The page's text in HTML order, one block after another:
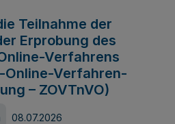
Teilnahme der
Erprobung des
Verfahrens
Verfahren-
– ZOVTnVO)
08.07.2026